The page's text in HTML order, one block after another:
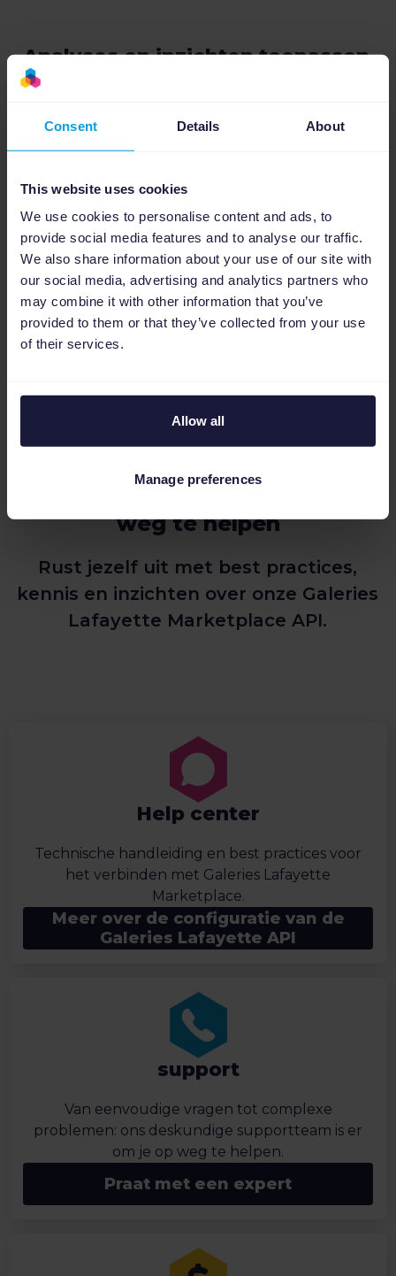
Consent Details About
This website uses cookies
We use cookies to personalise content and ads, to
provide social media features and to analyse our traffic.
We also share information about your use of our site with
our social media, advertising and analytics partners who
may combine it with other information that you’ve
provided to them or that they’ve collected from your use
of their services.
Allow all
Manage preferences
Analyses en inzichten toepassen
Meer over Insights
weg te helpen
Rust jezelf uit met best practices,
kennis en inzichten over onze Galeries
Lafayette Marketplace API.
Help center
Technische handleiding en best practices voor
het verbinden met Galeries Lafayette
Marketplace.
Meer over de configuratie van de
Galeries Lafayette API
support
Van eenvoudige vragen tot complexe
problemen: ons deskundige supportteam is er
om je op weg te helpen.
Praat met een expert